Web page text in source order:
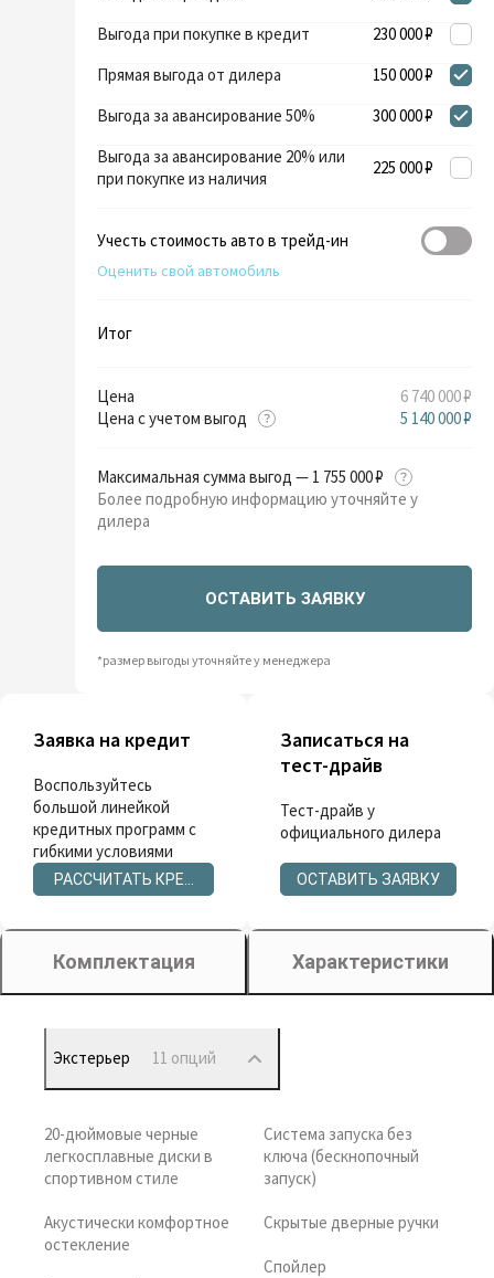
Выгода при покупке в кредит
230 000 ₽
Прямая выгода от дилера
150 000 ₽
Выгода за авансирование 50%
300 000 ₽
Выгода за авансирование 20% или
при покупке из наличия
225 000 ₽
Учесть стоимость авто в трейд-ин
Оценить свой автомобиль
Итог
Цена
6 740 000 ₽
Цена с учетом выгод
5 140 000 ₽
Максимальная сумма выгод — 1 755 000 ₽
Более подробную информацию уточняйте у
дилера
ОСТАВИТЬ ЗАЯВКУ
*размер выгоды уточняйте у менеджера
Заявка на кредит
Воспользуйтесь
большой линейкой
кредитных программ с
гибкими условиями
РАССЧИТАТЬ КРЕДИТ
Записаться на
тест-драйв
Тест-драйв у
официального дилера
ОСТАВИТЬ ЗАЯВКУ
Комплектация Характеристики
Экстерьер 11 опций
20-дюймовые черные
легкосплавные диски в
спортивном стиле
Акустически комфортное
остекление
Система запуска без
ключа (бескнопочный
запуск)
Скрытые дверные ручки
Спойлер